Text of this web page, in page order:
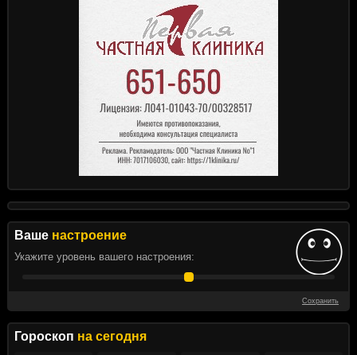
Ваше настроение
Укажите уровень вашего настроения:
Сохранить
Гороскоп на сегодня